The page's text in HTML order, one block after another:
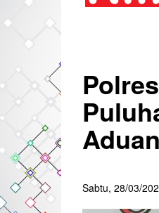
Sabtu, 28/03/